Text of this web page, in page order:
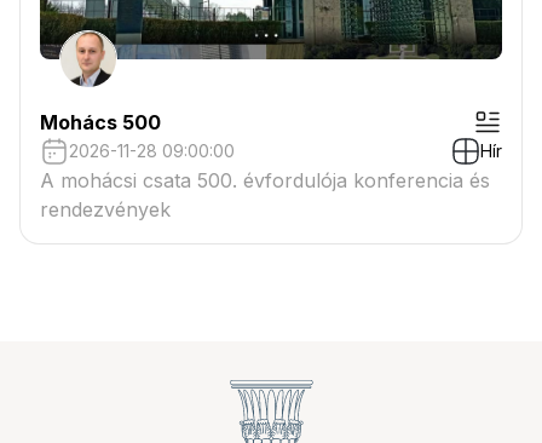
Mohács 500
2026-11-28 09:00:00 Hír
A mohácsi csata 500. évfordulója konferencia és
rendezvények